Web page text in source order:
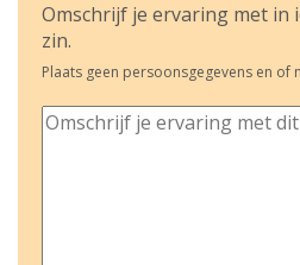
Omschrijf je ervaring met in
zin.
Plaats geen persoonsgegevens en of